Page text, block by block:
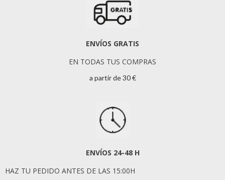
ENVÍOS GRATIS
EN TODAS TUS COMPRAS
a partir de 30 €
ENVÍOS 24-48 H
HAZ TU PEDIDO ANTES DE LAS 15:00H